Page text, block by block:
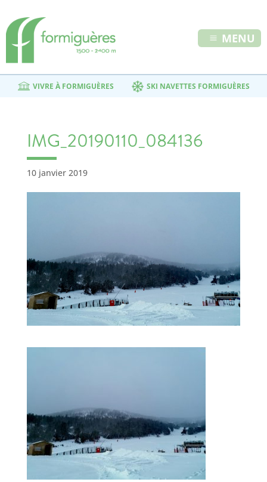
MENU
VIVRE À FORMIGUÈRES SKI NAVETTES FORMIGUÈRES
IMG_20190110_084136
10 janvier 2019